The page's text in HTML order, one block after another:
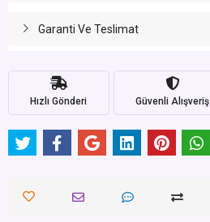
Garanti Ve Teslimat
Hızlı Gönderi Güvenli Alışveriş